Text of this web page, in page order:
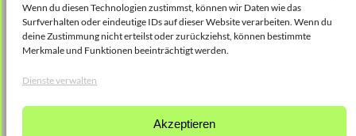
Wenn du diesen Technologien zustimmst, können wir Daten wie das
Surfverhalten oder eindeutige IDs auf dieser Website verarbeiten. Wenn du
deine Zustimmung nicht erteilst oder zurückziehst, können bestimmte
Merkmale und Funktionen beeinträchtigt werden.
Dienste verwalten
Akzeptieren